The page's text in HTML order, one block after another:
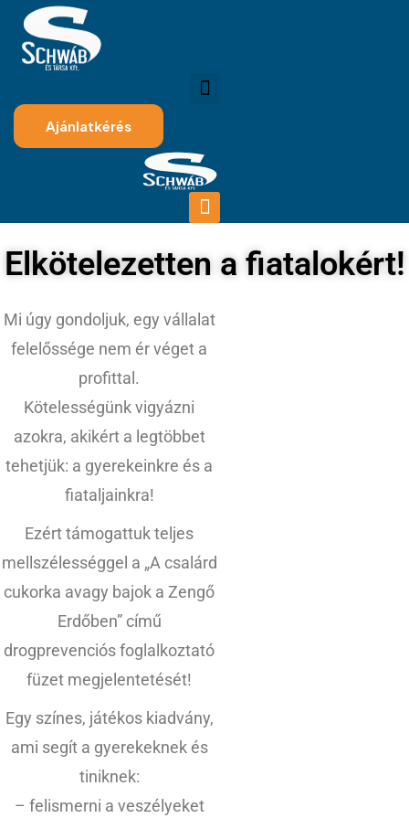
Ajánlatkérés
Elkötelezetten a fiatalokért!
Mi úgy gondoljuk, egy vállalat
felelőssége nem ér véget a
profittal.
Kötelességünk vigyázni
azokra, akikért a legtöbbet
tehetjük: a gyerekeinkre és a
fiataljainkra!
Ezért támogattuk teljes
mellszélességgel a „A csalárd
cukorka avagy bajok a Zengő
Erdőben” című
drogprevenciós foglalkoztató
füzet megjelentetését!
Egy színes, játékos kiadvány,
ami segít a gyerekeknek és
tiniknek:
– felismerni a veszélyeket